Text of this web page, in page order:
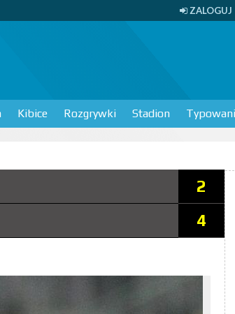
ZALOGUJ
Kibice Rozgrywki Stadion
2
4